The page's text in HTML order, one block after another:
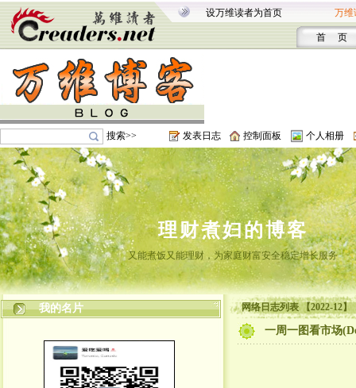
设万维读者为首页 万维
首 页
搜索>> 发表日志 控制面板 个人相册
理财煮妇的博客
又能煮饭又能理财，为家庭财富安全稳定增长服务
我的名片 网络日志列表 【2022-12】
一周一图看市场